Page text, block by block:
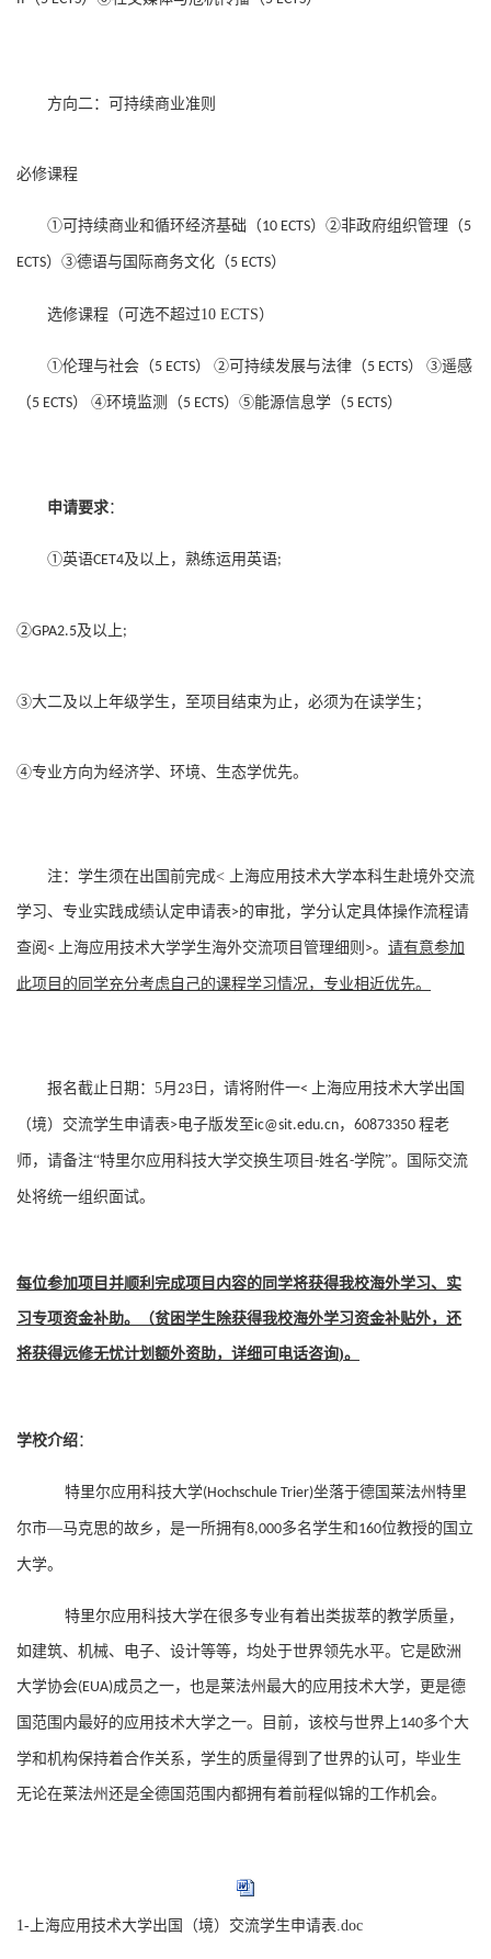
方向二：可持续商业准则
必修课程
①可持续商业和循环经济基础（10 ECTS）②非政府组织管理（5
ECTS）③德语与国际商务文化（5 ECTS）
选修课程（可选不超过10 ECTS）
①伦理与社会（5 ECTS） ②可持续发展与法律（5 ECTS） ③遥感
（5 ECTS） ④环境监测（5 ECTS）⑤能源信息学（5 ECTS）
申请要求：
①英语CET4及以上，熟练运用英语;
②GPA2.5及以上;
③大二及以上年级学生，至项目结束为止，必须为在读学生；
④专业方向为经济学、环境、生态学优先。
注：学生须在出国前完成< 上海应用技术大学本科生赴境外交流
学习、专业实践成绩认定申请表>的审批，学分认定具体操作流程请
查阅 < 上海应用技术大学学生海外交流项目管理细则 >。 请有意参加
此项目的同学充分考虑自己的课程学习情况，专业相近优先。
报名截止日期： 5月 23 日，请将附件一< 上海应用技术大学出国
（境）交流学生申请表>电子版发至ic@sit.edu.cn， 60873350 程老
师，请备注“特里尔应用科技大学交换生项目 -姓名-学院”。国际交流
处将统一组织面试。
每位参加项目并顺利完成项目内容的同学将获得我校海外学习、实
习专项资金补助。（贫困学生除获得我校海外学习资金补贴外，还
将获得远修无忧计划额外资助，详细可电话咨询)。
学校介绍：
特里尔应用科技大学(Hochschule Trier)坐落于德国莱法州特里
尔市—马克思的故乡，是一所拥有8,000多名学生和 160位教授的国立
大学。
特里尔应用科技大学在很多专业有着出类拔萃的教学质量，
如建筑、机械、电子、设计等等，均处于世界领先水平。它是欧洲
大学协会(EUA)成员之一，也是莱法州最大的应用技术大学，更是德
国范围内最好的应用技术大学之一。目前，该校与世界上140多个大
学和机构保持着合作关系，学生的质量得到了世界的认可，毕业生
无论在莱法州还是全德国范围内都拥有着前程似锦的工作机会。
1-上海应用技术大学出国（境）交流学生申请表.doc